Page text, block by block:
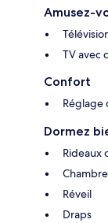
Amusez-
TV avec
Confort
Réglage
Dormez
Rideaux
Réveil
Draps